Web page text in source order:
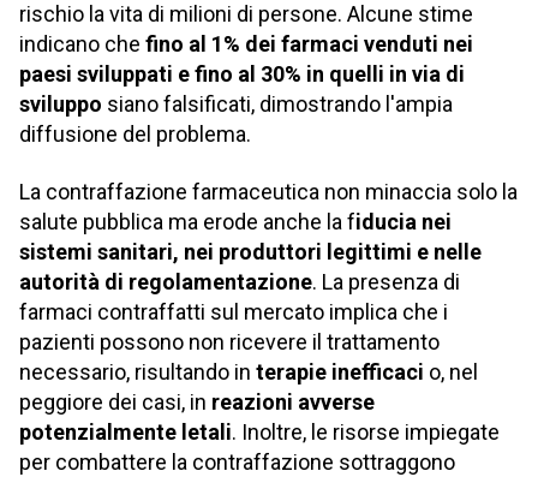
rischio la vita di milioni di persone. Alcune stime
indicano che fino al 1% dei farmaci venduti nei
paesi sviluppati e fino al 30% in quelli in via di
sviluppo siano falsificati, dimostrando l'ampia
diffusione del problema.
La contraffazione farmaceutica non minaccia solo la
salute pubblica ma erode anche la fiducia nei
sistemi sanitari, nei produttori legittimi e nelle
autorità di regolamentazione. La presenza di
farmaci contraffatti sul mercato implica che i
pazienti possono non ricevere il trattamento
necessario, risultando in terapie inefficaci o, nel
peggiore dei casi, in reazioni avverse
potenzialmente letali. Inoltre, le risorse impiegate
per combattere la contraffazione sottraggono